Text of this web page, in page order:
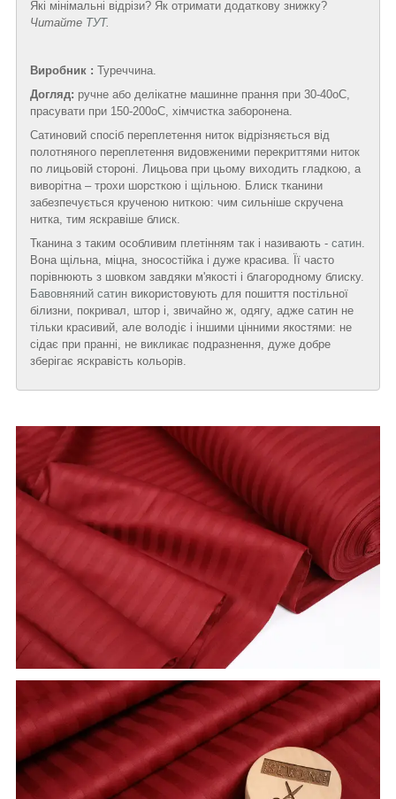
Які мінімальні відрізи? Як отримати додаткову знижку?
Читайте ТУТ.
Виробник : Туреччина.
Догляд: ручне або делікатне машинне прання при 30-40оС,
прасувати при 150-200оС, хімчистка заборонена.
Сатиновий спосіб переплетення ниток відрізняється від
полотняного переплетення видовженими перекриттями ниток
по лицьовій стороні. Лицьова при цьому виходить гладкою, а
виворітна – трохи шорсткою і щільною. Блиск тканини
забезпечується крученою ниткою: чим сильніше скручена
нитка, тим яскравіше блиск.
Тканина з таким особливим плетінням так і називають - сатин
Вона щільна, міцна, зносостійка і дуже красива. Її часто
порівнюють з шовком завдяки м'якості і благородному блиску.
Бавовняний сатин використовують для пошиття постільної
білизни, покривал, штор і, звичайно ж, одягу, адже сатин не
тільки красивий, але володіє і іншими цінними якостями: не
сідає при пранні, не викликає подразнення, дуже добре
зберігає яскравість кольорів.